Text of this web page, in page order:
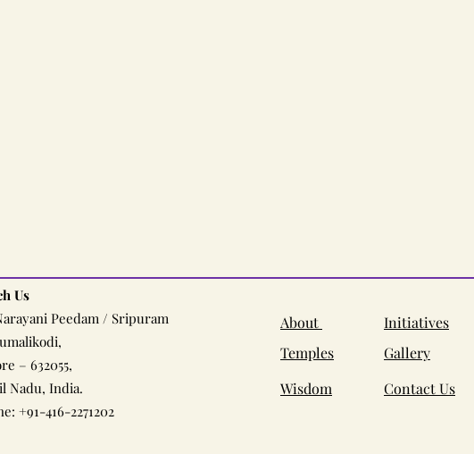
Us
Peedam / Sripuram
– 632055,
Nadu, India.
+91-416-2271202
About
Initiatives
Temples
Gallery
Wisdom
Contact Us